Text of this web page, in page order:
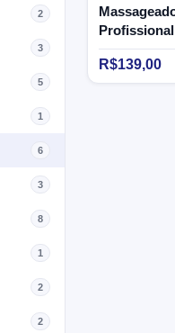
2
3
5
1
6
3
8
1
2
2
Supermedy
R$139,00